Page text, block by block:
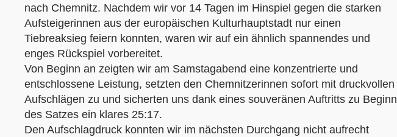
nach Chemnitz. Nachdem wir vor 14 Tagen im Hinspiel gegen die starken
Aufsteigerinnen aus der europäischen Kulturhauptstadt nur einen
Tiebreaksieg feiern konnten, waren wir auf ein ähnlich spannendes und
enges Rückspiel vorbereitet.
Von Beginn an zeigten wir am Samstagabend eine konzentrierte und
entschlossene Leistung, setzten den Chemnitzerinnen sofort mit druckvollen
Aufschlägen zu und sicherten uns dank eines souveränen Auftritts zu Beginn
des Satzes ein klares 25:17.
Den Aufschlagdruck konnten wir im nächsten Durchgang nicht aufrecht